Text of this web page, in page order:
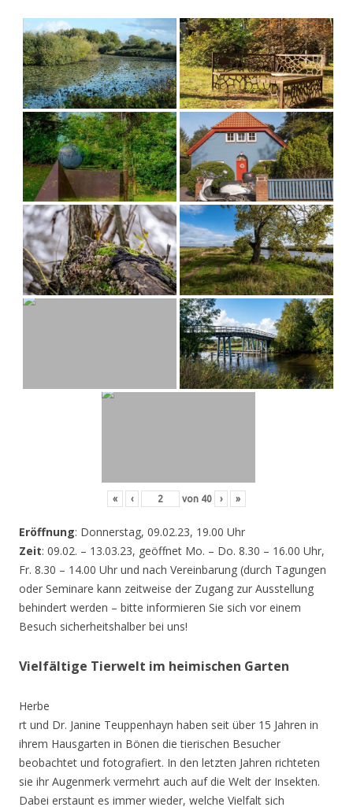
« ‹ von 40 › »
Eröffnung: Donnerstag, 09.02.23, 19.00 Uhr
Zeit: 09.02. – 13.03.23, geöffnet Mo. – Do. 8.30 – 16.00 Uhr,
Fr. 8.30 – 14.00 Uhr und nach Vereinbarung (durch Tagungen
oder Seminare kann zeitweise der Zugang zur Ausstellung
behindert werden – bitte informieren Sie sich vor einem
Besuch sicherheitshalber bei uns!
Vielfältige Tierwelt im heimischen Garten
Herbe
rt und Dr. Janine Teuppenhayn haben seit über 15 Jahren in
ihrem Hausgarten in Bönen die tierischen Besucher
beobachtet und fotografiert. In den letzten Jahren richteten
sie ihr Augenmerk vermehrt auch auf die Welt der Insekten.
Dabei erstaunt es immer wieder, welche Vielfalt sich